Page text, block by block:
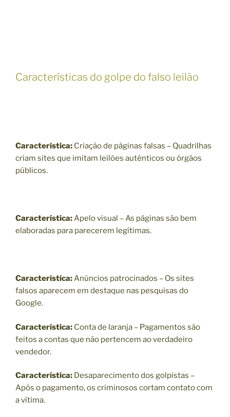
Características do golpe do falso leilão
Característica: Criação de páginas falsas – Quadrilhas
criam sites que imitam leilões autênticos ou órgãos
públicos.
Característica:Apelo visual – As páginas são bem
elaboradas para parecerem legítimas.
Característica:Anúncios patrocinados – Os sites
falsos aparecem em destaque nas pesquisas do
Google.
Característica: Conta de laranja – Pagamentos são
feitos a contas que não pertencem ao verdadeiro
vendedor.
Característica: Desaparecimento dos golpistas –
Após o pagamento, os criminosos cortam contato com
a vítima.